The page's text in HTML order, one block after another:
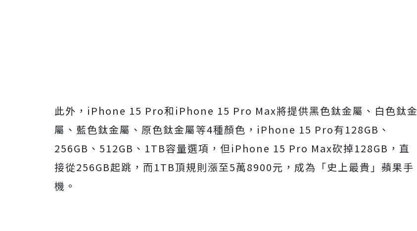
此外，iPhone 15 Pro和iPhone 15 Pro Max將提供黑色鈦金屬、白色鈦金
屬、藍色鈦金屬、原色鈦金屬等4種顏色，iPhone 15 Pro有128GB、
256GB、512GB、1TB容量選項，但iPhone 15 Pro Max砍掉128GB，直
接從256GB起跳，而1TB頂規則漲至5萬8900元，成為「史上最貴」蘋果手
機。